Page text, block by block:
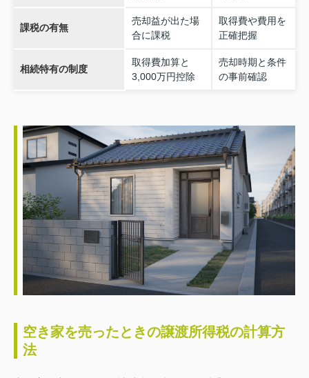
課税の有無
売却益が出た場
合に課税
取得費や費用を
正確把握
相続特有の制度
取得費加算と
3,000万円控除
売却時期と条件
の事前確認
空き家を売ったときの譲渡所得税の計算方
法